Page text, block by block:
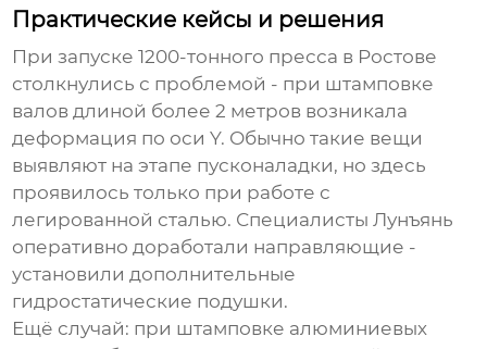
Практические кейсы и решения
При запуске1200-тонного пресса в Ростове
столкнулись с проблемой - при штамповке
валов длиной более 2 метров возникала
деформация по оси Y. Обычно такие вещи
выявляют на этапе пусконаладки, но здесь
проявилось только при работе с
легированной сталью. Специалисты Лунъянь
оперативно доработали направляющие -
установили дополнительные
гидростатические подушки.
Ещё случай: при штамповке алюминиевых